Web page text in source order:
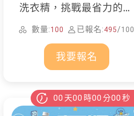
洗衣精，挑戰最省力的居
家清潔
數量:100 已報名:495/100
我要報名
00 天00 時00 分00 秒